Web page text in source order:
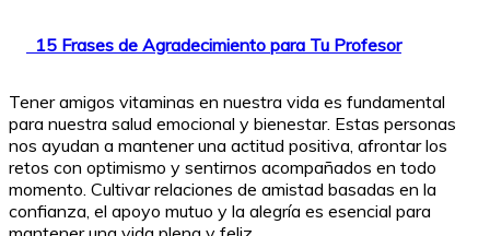
15 Frases de Agradecimiento para Tu Profesor
Tener amigos vitaminas en nuestra vida es fundamental
para nuestra salud emocional y bienestar. Estas personas
nos ayudan a mantener una actitud positiva, afrontar los
retos con optimismo y sentirnos acompañados en todo
momento. Cultivar relaciones de amistad basadas en la
confianza, el apoyo mutuo y la alegría es esencial para